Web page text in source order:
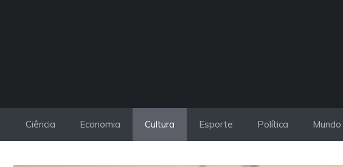
Ciência Economia Cultura Esporte Política Mundo